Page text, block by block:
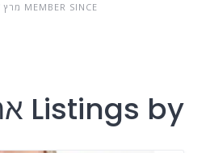
MEMBER SINCE מרץ 27, 2025
Listings by ארד נכסים